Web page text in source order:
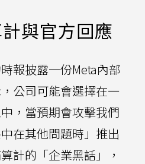
與官方回應
報披露一份Meta內部
公司可能會選擇在一
，當預期會攻擊我們
在其他問題時」推出
計的「企業黑話」，